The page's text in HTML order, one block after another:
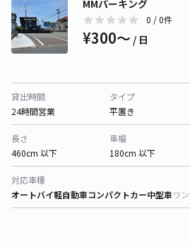
MMパーキング
0 / 0件
¥300〜 / 日
貸出時間
24時間営業
タイプ
平置き
長さ
460cm 以下
車幅
180cm 以下
対応車種
オートバイ軽自動車コンパクトカー中型車ワ